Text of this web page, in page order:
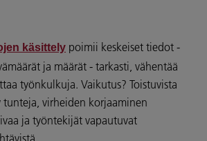
käsittely poimii keskeiset tiedot -
ja määrät - tarkasti, vähentää
työnkulkuja. Vaikutus? Toistuvista
tunteja, virheiden korjaaminen
ja työntekijät vapautuvat